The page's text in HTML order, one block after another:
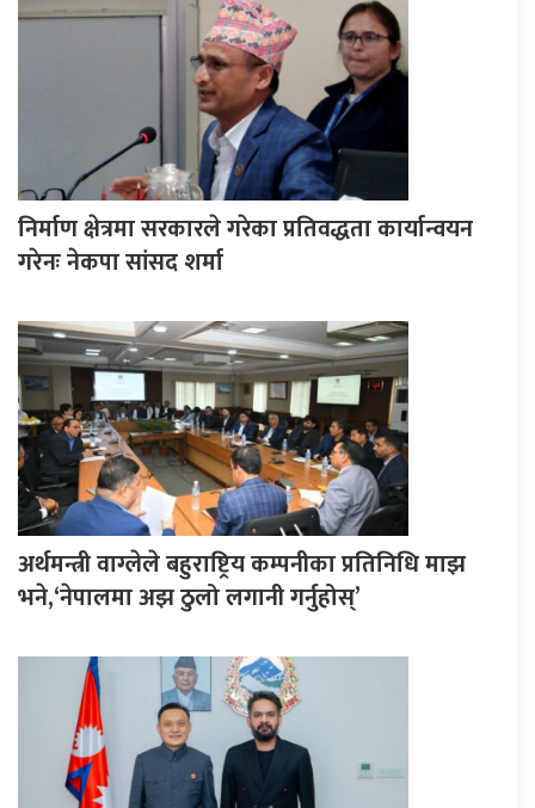
निर्माण क्षेत्रमा सरकारले गरेका प्रतिवद्धता कार्यान्वयन
गरेनः नेकपा सांसद शर्मा
अर्थमन्त्री वाग्लेले बहुराष्ट्रिय कम्पनीका प्रतिनिधि माझ
भने,‘नेपालमा अझ ठुलो लगानी गर्नुहोस्’